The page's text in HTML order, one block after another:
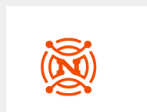
contenido